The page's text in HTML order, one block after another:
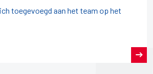
toegevoegd aan het team op het